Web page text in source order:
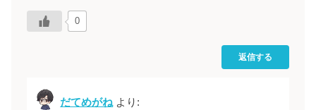
0
返信する
だてめがね より: